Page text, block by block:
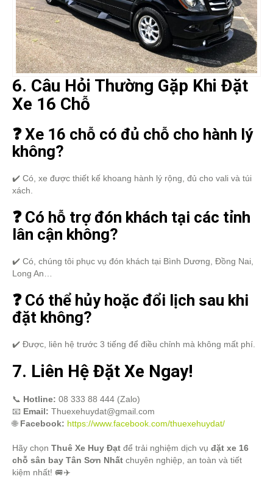
6. Câu Hỏi Thường Gặp Khi Đặt
Xe 16 Chỗ
❓ Xe 16 chỗ có đủ chỗ cho hành lý
không?
✔️ Có, xe được thiết kế khoang hành lý rộng, đủ cho vali và túi
xách.
❓ Có hỗ trợ đón khách tại các tỉnh
lân cận không?
✔️ Có, chúng tôi phục vụ đón khách tại Bình Dương, Đồng Nai,
Long An…
❓ Có thể hủy hoặc đổi lịch sau khi
đặt không?
✔️ Được, liên hệ trước 3 tiếng để điều chỉnh mà không mất phí.
7. Liên Hệ Đặt Xe Ngay!
📞 Hotline: 08 333 88 444 (Zalo)
📧 Email: Thuexehuydat@gmail.com
🌐 Facebook: https://www.facebook.com/thuexehuydat/
Hãy chọn Thuê Xe Huy Đạt để trải nghiệm dịch vụ đặt xe 16
chỗ sân bay Tân Sơn Nhất chuyên nghiệp, an toàn và tiết
kiệm nhất! 🚐✈️